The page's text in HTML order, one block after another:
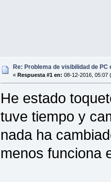
Re: Problema de visibilidad de
« Respuesta #1 en: 08-12-2016, 05:07
He estado
tuve tiempo y
nada ha
menos funciona